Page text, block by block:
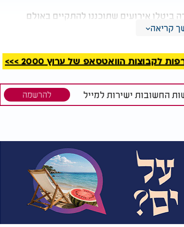
אירועים שתוכננו להתקיים באולם
בירושלים בשם "אולמי פביליון מהדרין"
קריאה
הוואטסאפ של ערוץ 2000 >>>
החשובות ישירות למייל להרשמה